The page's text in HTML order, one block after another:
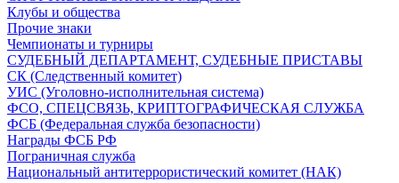
Клубы и общества
Прочие знаки
Чемпионаты и турниры
СУДЕБНЫЙ ДЕПАРТАМЕНТ, СУДЕБНЫЕ ПРИСТАВЫ
СК (Следственный комитет)
УИС (Уголовно-исполнительная система)
ФСО, СПЕЦСВЯЗЬ, КРИПТОГРАФИЧЕСКАЯ СЛУЖБА
ФСБ (Федеральная служба безопасности)
Награды ФСБ РФ
Пограничная служба
Национальный антитеррористический комитет (НАК)